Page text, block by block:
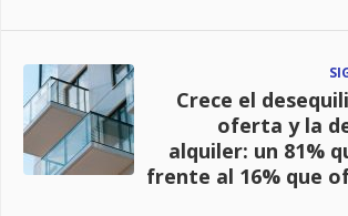
Crece el
oferta y la
alquiler: un 81%
frente al 16% que